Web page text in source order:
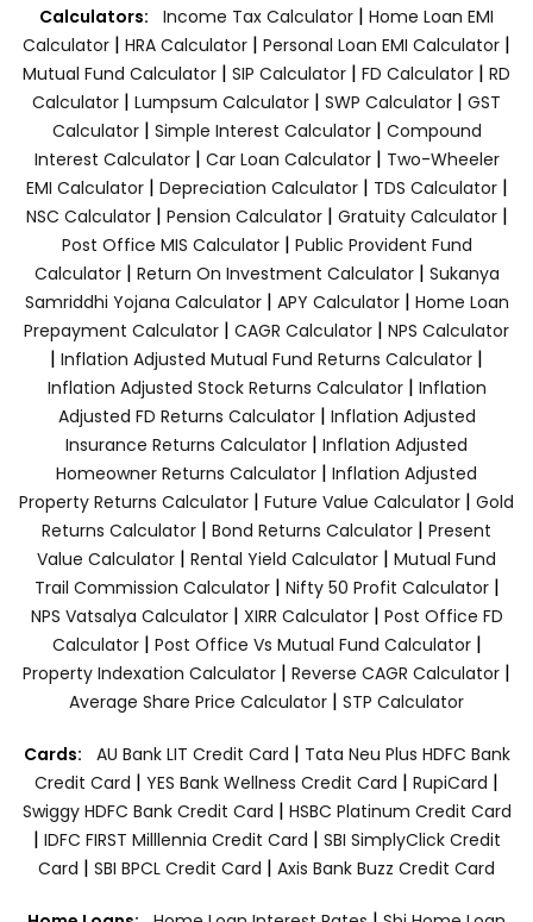
Calculators: Income Tax Calculator | Home Loan EMI
Calculator | HRA Calculator | Personal Loan EMI Calculator |
Mutual Fund Calculator | SIP Calculator | FD Calculator | RD
Calculator | Lumpsum Calculator | SWP Calculator | GST
Calculator| Simple Interest Calculator| Compound
Interest Calculator| Car Loan Calculator| Two-Wheeler
EMI Calculator| Depreciation Calculator| TDS Calculator|
NSC Calculator| Pension Calculator| Gratuity Calculator|
Post Office MIS Calculator| Public Provident Fund
Calculator| Return On Investment Calculator| Sukanya
Samriddhi Yojana Calculator| APY Calculator| Home Loan
Prepayment Calculator | CAGR Calculator | NPS Calculator
| Inflation Adjusted Mutual Fund Returns Calculator |
Inflation Adjusted Stock Returns Calculator| Inflation
Adjusted FD Returns Calculator| Inflation Adjusted
Insurance Returns Calculator | Inflation Adjusted
Homeowner Returns Calculator | Inflation Adjusted
Property Returns Calculator | Future Value Calculator | Gold
Returns Calculator | Bond Returns Calculator | Present
Value Calculator | Rental Yield Calculator | Mutual Fund
Trail Commission Calculator| Nifty 50 Profit Calculator|
NPS Vatsalya Calculator| XIRR Calculator| Post Office FD
Calculator| Post Office Vs Mutual Fund Calculator|
Property Indexation Calculator | Reverse CAGR Calculator |
Average Share Price Calculator | STP Calculator
Cards: AU Bank LIT Credit Card | Tata Neu Plus HDFC Bank
Credit Card | YES Bank Wellness Credit Card | RupiCard |
Swiggy HDFC Bank Credit Card | HSBC Platinum Credit Card
| IDFC FIRST Milllennia Credit Card | SBI SimplyClick Credit
Card | SBI BPCL Credit Card | Axis Bank Buzz Credit Card